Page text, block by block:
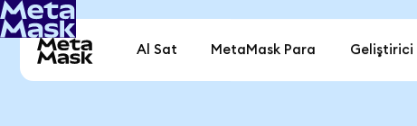
Al Sat MetaMask Para Geliştirici